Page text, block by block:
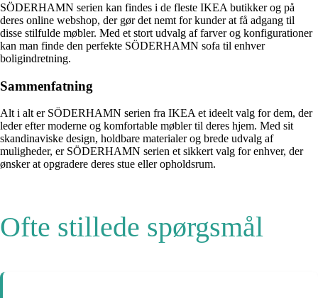
SÖDERHAMN serien kan findes i de fleste IKEA butikker og på
deres online webshop, der gør det nemt for kunder at få adgang til
disse stilfulde møbler. Med et stort udvalg af farver og konfigurationer
kan man finde den perfekte SÖDERHAMN sofa til enhver
boligindretning.
Sammenfatning
Alt i alt er SÖDERHAMN serien fra IKEA et ideelt valg for dem, der
leder efter moderne og komfortable møbler til deres hjem. Med sit
skandinaviske design, holdbare materialer og brede udvalg af
muligheder, er SÖDERHAMN serien et sikkert valg for enhver, der
ønsker at opgradere deres stue eller opholdsrum.
Ofte stillede spørgsmål